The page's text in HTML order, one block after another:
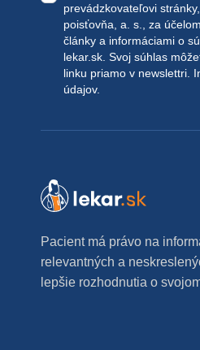
prevádzkovateľovi
poisťovňa, a. s., za
články a informáciami o
lekar.sk . Svoj súhlas
linku priamo v newslettri.
údajov.
Pacient má právo na
relevantných a
lepšie rozhodnutia o